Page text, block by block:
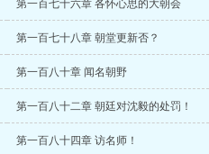
第一百七十六章 各怀心思的大朝会
第一百七十八章 朝堂更新否？
第一百八十章 闻名朝野
第一百八十二章 朝廷对沈毅的处罚！
第一百八十四章 访名师！